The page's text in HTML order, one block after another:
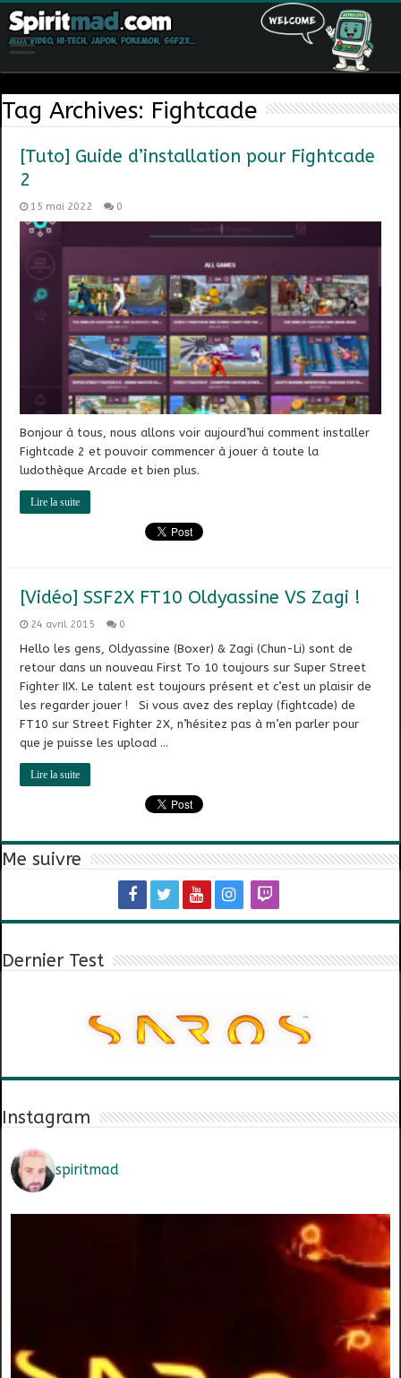
Tag Archives: Fightcade
[Tuto] Guide d’installation pour Fightcade
2
15 mai 2022 0
Bonjour à tous, nous allons voir aujourd’hui comment installer
Fightcade 2 et pouvoir commencer à jouer à toute la
ludothèque Arcade et bien plus.
Lire la suite
[Vidéo] SSF2X FT10 Oldyassine VS Zagi !
24 avril 2015 0
Hello les gens, Oldyassine (Boxer) & Zagi (Chun-Li) sont de
retour dans un nouveau First To 10 toujours sur Super Street
Fighter IIX. Le talent est toujours présent et c’est un plaisir de
les regarder jouer ! Si vous avez des replay (fightcade) de
FT10 sur Street Fighter 2X, n’hésitez pas à m’en parler pour
que je puisse les upload …
Lire la suite
Me suivre
Dernier Test
Instagram
spiritmad